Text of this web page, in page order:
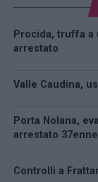
Procida, truffa a
arrestato
Valle Caudina,
Porta Nolana,
arrestato 37enne
Controlli a